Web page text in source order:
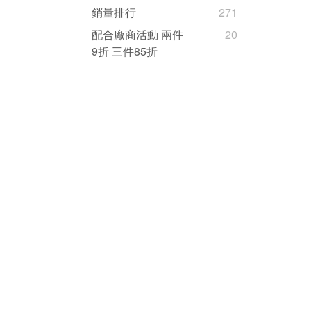
銷量排行
271
配合廠商活動 兩件
9折 三件85折
20